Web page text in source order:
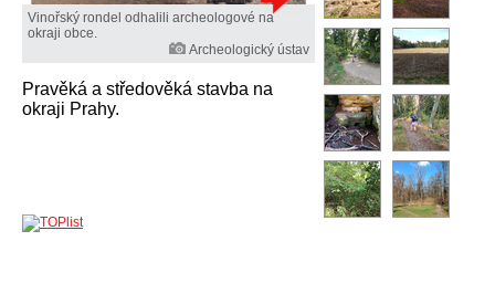
Vinořský rondel odhalili archeologové na
okraji obce.
Archeologický ústav
Pravěká a středověká stavba na
okraji Prahy.